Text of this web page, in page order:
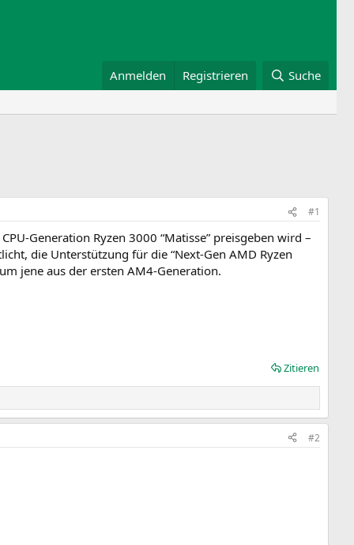
Anmelden Registrieren Suche
#1
Generation Ryzen 3000 “Matisse” preisgeben wird –
die Unterstützung für die “Next-Gen AMD Ryzen
jene aus der ersten AM4-Generation.
Zitieren
#2